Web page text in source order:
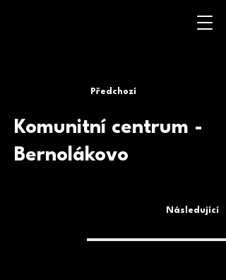
Předchozí
Komunitní centrum -
Bernolákovo
Následující